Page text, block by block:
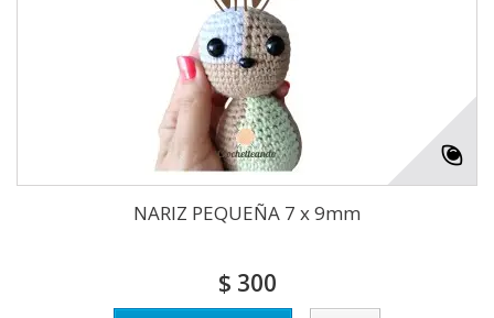
NARIZ PEQUEÑA 7 x 9mm
$ 300